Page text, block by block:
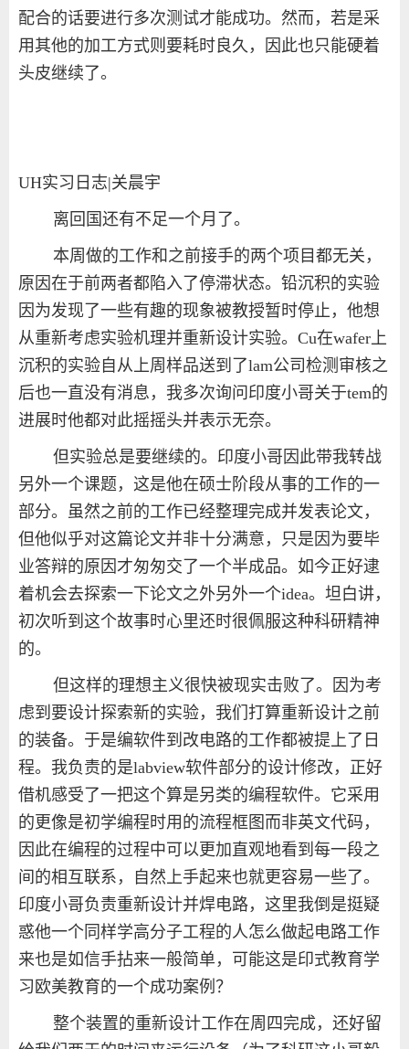
配合的话要进行多次测试才能成功。然而，若是采
用其他的加工方式则要耗时良久，因此也只能硬着
头皮继续了。
UH实习日志|关晨宇
离回国还有不足一个月了。
本周做的工作和之前接手的两个项目都无关，
原因在于前两者都陷入了停滞状态。铅沉积的实验
因为发现了一些有趣的现象被教授暂时停止，他想
从重新考虑实验机理并重新设计实验。 Cu在wafer 上
沉积的实验自从上周样品送到了lam公司检测审核之
后也一直没有消息，我多次询问印度小哥关于tem的
进展时他都对此摇摇头并表示无奈。
但实验总是要继续的。印度小哥因此带我转战
另外一个课题，这是他在硕士阶段从事的工作的一
部分。虽然之前的工作已经整理完成并发表论文，
但他似乎对这篇论文并非十分满意，只是因为要毕
业答辩的原因才匆匆交了一个半成品。如今正好逮
着机会去探索一下论文之外另外一个idea。坦白讲，
初次听到这个故事时心里还时很佩服这种科研精神
的。
但这样的理想主义很快被现实击败了。因为考
虑到要设计探索新的实验，我们打算重新设计之前
的装备。于是编软件到改电路的工作都被提上了日
程。我负责的是labview软件部分的设计修改，正好
借机感受了一把这个算是另类的编程软件。它采用
的更像是初学编程时用的流程框图而非英文代码，
因此在编程的过程中可以更加直观地看到每一段之
间的相互联系，自然上手起来也就更容易一些了。
印度小哥负责重新设计并焊电路，这里我倒是挺疑
惑他一个同样学高分子工程的人怎么做起电路工作
来也是如信手拈来一般简单，可能这是印式教育学
习欧美教育的一个成功案例？
整个装置的重新设计工作在周四完成，还好留